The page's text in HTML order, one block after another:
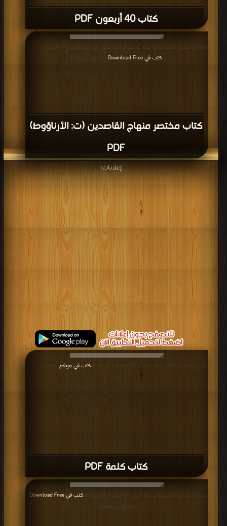
كتاب 40 أربعون PDF
كتاب مختصر منهاج القاصدين (ت: الأرناؤوط)
PDF
قراءة و تحميل كتاب كتاب مختصر منهاج القاصدين (ت: الأرناؤوط) PDF مجانا | مكتبة
> كتب في Download Free | التحميل : مرة/مرات
إعلانات:
كتاب كلمة PDF
قراءة و تحميل كتاب كتاب كلمة PDF مجانا | مكتبة > كتب في موقع
| التحميل : مرة/
مرات
قراءة و تحميل كتاب كتاب جنة الدنيا PDF مجانا | مكتبة > كتب في Download Free
التحميل : مرة/مرات